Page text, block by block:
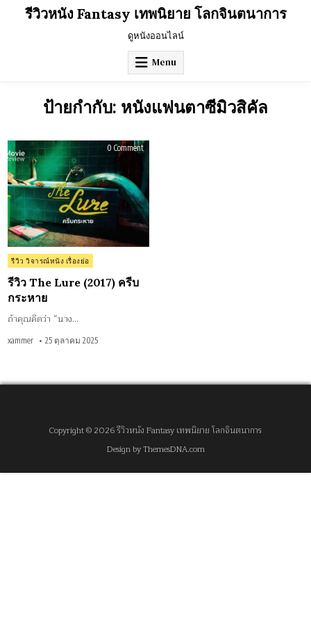
รีวิวหนัง Fantasy เทพนิยาย โลกจินตนาการ
ดูหนังออนไลน์
Menu
ป้ายกำกับ: หนังแฟนตาซีมิวสิคัล
0 Commenton
รีวิว
กระหาย
Posted
in
รีวิว วิจารณ์หนัง เรื่องย่อ
รีวิว The Lure (2017) ครีบ
กระหาย
ถ้าคุณคิดว่า “นาง…
xammer 25 ตุลาคม 2025
Copyright © 2026 รีวิวหนัง Fantasy เทพนิยาย โลกจินตนาการ
Design by ThemesDNA.com